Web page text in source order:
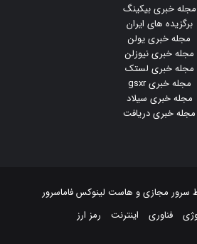
مجله خبری بیکینگ
برگزیده های ایران
مجله خبری یولن
مجله خبری نیوزلن
مجله خبری لستک
مجله خبری gsxr
مجله خبری سیلاد
مجله خبری دریافت
سرور مجازیو هاست لینوکسفاماسرور
فناوری اینترنت رمز ارز